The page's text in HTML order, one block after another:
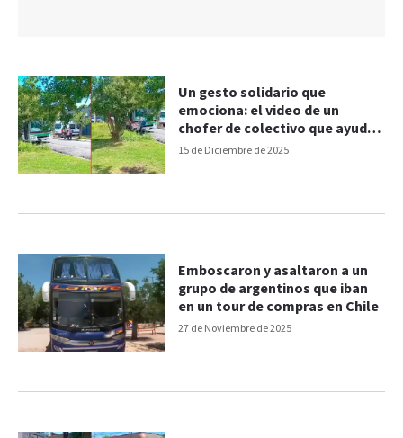
15 de Diciembre de 2025
Un gesto solidario que
emociona: el video de un
chofer de colectivo que ayudó
a dos personas no videntes en
27 de Noviembre de 2025
Emboscaron y asaltaron a un
grupo de argentinos que iban
en un tour de compras en Chile